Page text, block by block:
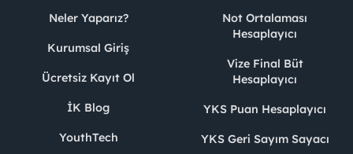
Neler Yaparız?
Kurumsal Giriş
Ücretsiz Kayıt Ol
İK Blog
YouthTech
Not Ortalaması
Hesaplayıcı
Vize Final Büt
Hesaplayıcı
YKS Puan Hesaplayıcı
YKS Geri Sayım Sayacı